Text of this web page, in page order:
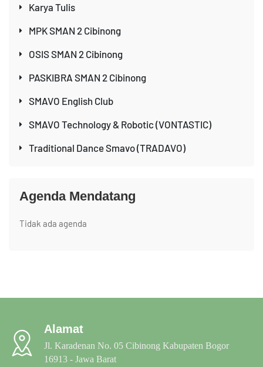
Karya Tulis
MPK SMAN 2 Cibinong
OSIS SMAN 2 Cibinong
PASKIBRA SMAN 2 Cibinong
SMAVO English Club
SMAVO Technology & Robotic (VONTASTIC)
Traditional Dance Smavo (TRADAVO)
Agenda Mendatang
Tidak ada agenda
Alamat
Jl. Karadenan No. 05 Cibinong Kabupaten Bogor
16913 - Jawa Barat